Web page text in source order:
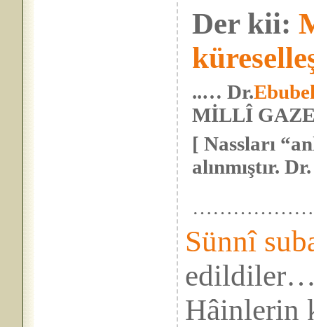
Der kii:
..… Dr.
MİLLÎ
[ Nassları
alınmıştır.
Sünnî
Hâinlerin